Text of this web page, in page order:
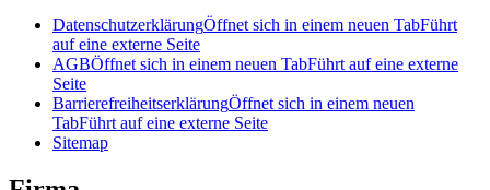
DatenschutzerklärungÖffnet sich in einem neuen TabFührt
auf eine externe Seite
AGBÖffnet sich in einem neuen TabFührt auf eine externe
Seite
BarrierefreiheitserklärungÖffnet sich in einem neuen
TabFührt auf eine externe Seite
Sitemap